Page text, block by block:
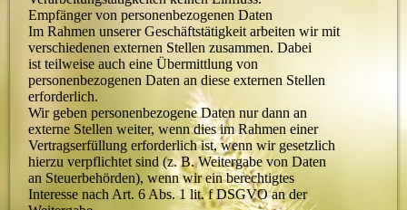
Empfänger von personenbezogenen Daten
Im Rahmen unserer Geschäftstätigkeit arbeiten wir mit
verschiedenen externen Stellen zusammen. Dabei
ist teilweise auch eine Übermittlung von
personenbezogenen Daten an diese externen Stellen
erforderlich.
Wir geben personenbezogene Daten nur dann an
externe Stellen weiter, wenn dies im Rahmen einer
Vertragserfüllung erforderlich ist, wenn wir gesetzlich
hierzu verpflichtet sind (z. B. Weitergabe von Daten
an Steuerbehörden), wenn wir ein berechtigtes
Interesse nach Art. 6 Abs. 1 lit. f DSGVO an der